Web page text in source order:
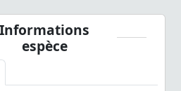
Informations
espèce